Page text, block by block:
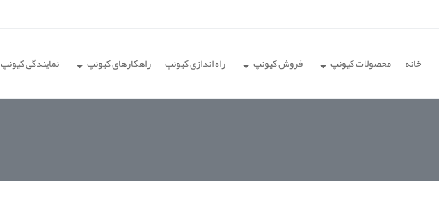
خانه محصولات کیونپ فروش کیونپ راه اندازی کیونپ راهکارهای کیونپ نمایندگی کیونپ